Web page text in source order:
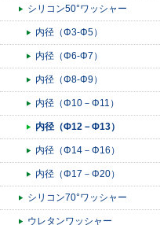
シリコン50°ワッシャー
内径（Φ3-Φ5）
内径（Φ6-Φ7）
内径（Φ8-Φ9）
内径（Φ10－Φ11）
内径（Φ12－Φ13）
内径（Φ14－Φ16）
内径（Φ17－Φ20）
シリコン70°ワッシャー
ウレタンワッシャー